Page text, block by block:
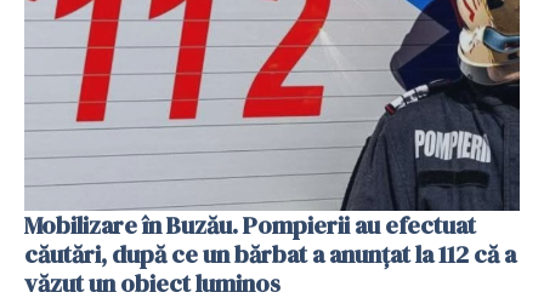
Mobilizare în Buzău. Pompierii au efectuat
căutări, după ce un bărbat a anunțat la 112 că a
văzut un obiect luminos